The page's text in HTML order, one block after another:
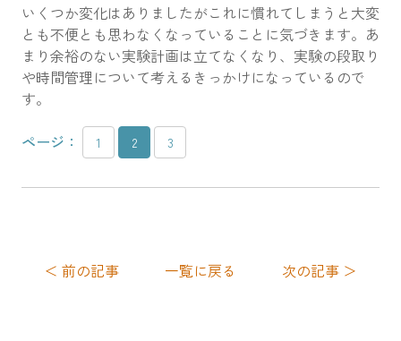
いくつか変化はありましたがこれに慣れてしまうと大変
とも不便とも思わなくなっていることに気づきます。あ
まり余裕のない実験計画は立てなくなり、実験の段取り
や時間管理について考えるきっかけになっているので
す。
ページ：
1 2 3
＜ 前の記事 一覧に戻る 次の記事 ＞